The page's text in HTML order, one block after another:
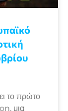
το πρώτο
μια